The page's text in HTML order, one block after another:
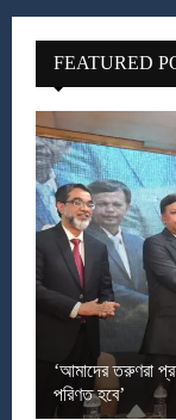
FEATURED
‘আমাদের তরুণরা
পরিণত হবে’